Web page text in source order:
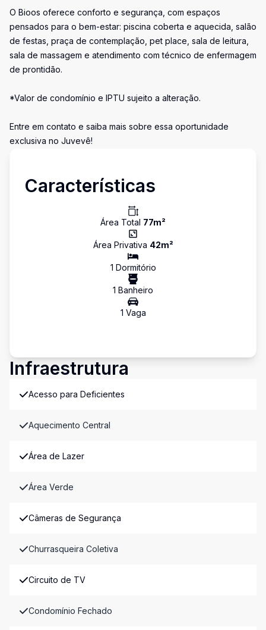
O Bioos oferece conforto e segurança, com espaços
pensados para o bem-estar: piscina coberta e aquecida, salão
de festas, praça de contemplação, pet place, sala de leitura,
sala de massagem e atendimento com técnico de enfermagem
de prontidão.
*Valor de condomínio e IPTU sujeito a alteração.
Entre em contato e saiba mais sobre essa oportunidade
exclusiva no Juvevê!
Características
Área Total 77m²
Área Privativa 42m²
1 Dormitório
1 Banheiro
1 Vaga
Infraestrutura
Acesso para Deficientes
Aquecimento Central
Área de Lazer
Área Verde
Câmeras de Segurança
Churrasqueira Coletiva
Circuito de TV
Condomínio Fechado